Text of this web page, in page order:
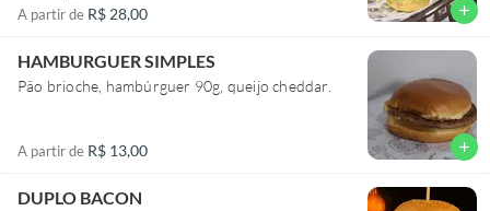
A partir de R$ 28,00 add
HAMBURGUER SIMPLES
Pão brioche, hambúrguer 90g, queijo cheddar.
A partir de R$ 13,00 add
DUPLO BACON